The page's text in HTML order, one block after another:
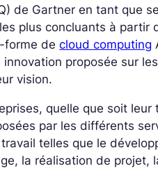
de Gartner en tant que
plus concluants à
forme decloud computing
proposée sur
vision.
quelle que soit
par les différents
telles que le
la réalisation de